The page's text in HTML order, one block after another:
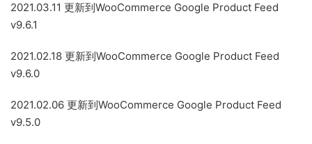
2021.03.11 更新到WooCommerce Google Product Feed
v9.6.1
2021.02.18 更新到WooCommerce Google Product Feed
v9.6.0
2021.02.06 更新到WooCommerce Google Product Feed
v9.5.0